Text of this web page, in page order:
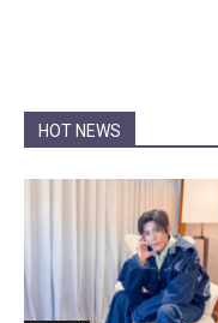
HOT NEWS